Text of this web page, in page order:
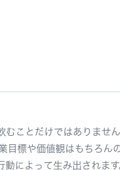
ことだけではありませ
目標や価値観はもちろん
動によって生み出されま